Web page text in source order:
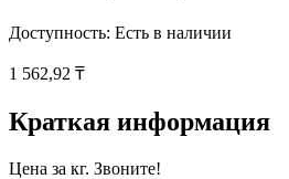
Доступность: Есть в наличии
1 562,92 ₸
Краткая информация
Цена за кг. Звоните!